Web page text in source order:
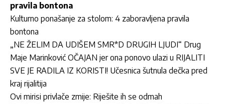
pravila bontona
Kulturno ponašanje za stolom: 4 zaboravljena pravila
bontona
„NE ŽELIM DA UDIŠEM SMR*D DRUGIH LJUDI“ Drug
Maje Marinković OČAJAN jer ona ponovo ulazi u RIJALITI
SVE JE RADILA IZ KORISTI! Učesnica šutnula dečka pred
kraj rijalitija
Ovi mirisi privlače zmije: Riješite ih se odmah